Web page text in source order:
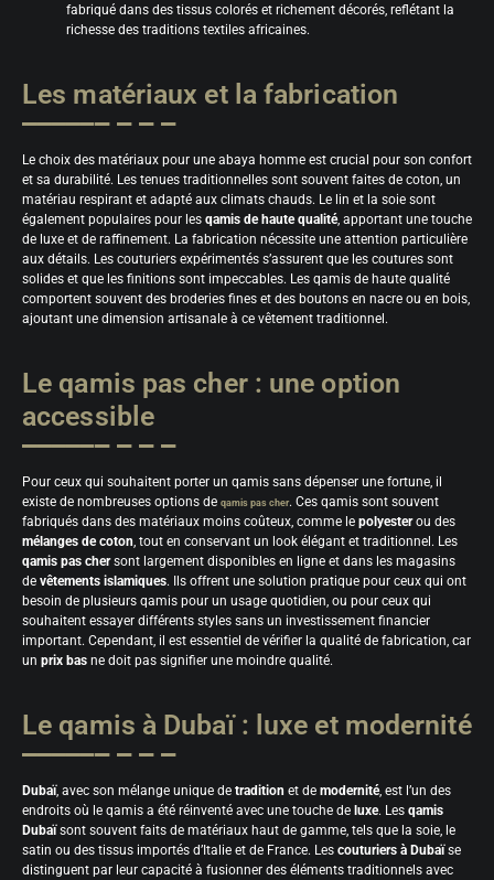
fabriqué dans des tissus colorés et richement décorés, reflétant la
richesse des traditions textiles africaines.
Les matériaux et la fabrication
Le choix des matériaux pour une abaya homme est crucial pour son confort
et sa durabilité. Les tenues traditionnelles sont souvent faites de coton, un
matériau respirant et adapté aux climats chauds. Le lin et la soie sont
également populaires pour les qamis de haute qualité, apportant une touche
de luxe et de raffinement. La fabrication nécessite une attention particulière
aux détails. Les couturiers expérimentés s’assurent que les coutures sont
solides et que les finitions sont impeccables. Les qamis de haute qualité
comportent souvent des broderies fines et des boutons en nacre ou en bois,
ajoutant une dimension artisanale à ce vêtement traditionnel.
Le qamis pas cher : une option
accessible
Pour ceux qui souhaitent porter un qamis sans dépenser une fortune, il
existe de nombreuses options de qamis pas cher. Ces qamis sont souvent
fabriqués dans des matériaux moins coûteux, comme le polyesterou des
mélanges de coton , tout en conservant un look élégant et traditionnel. Les
qamis pas chersont largement disponibles en ligne et dans les magasins
de vêtements islamiques. Ils offrent une solution pratique pour ceux qui ont
besoin de plusieurs qamis pour un usage quotidien, ou pour ceux qui
souhaitent essayer différents styles sans un investissement financier
important. Cependant, il est essentiel de vérifier la qualité de fabrication, car
un prix bas ne doit pas signifier une moindre qualité.
Le qamis à Dubaï : luxe et modernité
Dubaï, avec son mélange unique de tradition et de modernité, est l’un des
endroits où le qamis a été réinventé avec une touche de luxe. Les qamis
Dubaïsont souvent faits de matériaux haut de gamme, tels que la soie, le
satin ou des tissus importés d’Italie et de France. Les couturiers à Dubaïse
distinguent par leur capacité à fusionner des éléments traditionnels avec